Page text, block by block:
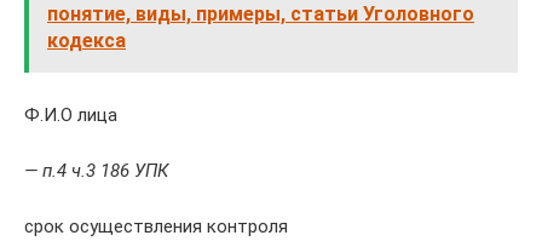
понятие, виды, примеры, статьи Уголовного
кодекса
Ф.И.О лица
— п.4 ч.3 186 УПК
срок осуществления контроля